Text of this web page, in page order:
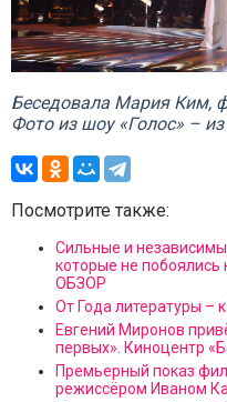
Беседовала Мария Ким,
Фото из шоу «Голос» –
Посмотрите также:
Сильные и
которые не побоялись
ОБЗОР
От Года литературы –
Евгений Миронов
первых». Киноцентр
Премьерный показ
режиссёром Иваном